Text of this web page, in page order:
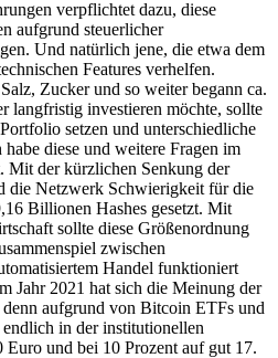
verpflichtet dazu, diese
aufgrund steuerlicher
Und natürlich jene, die etwa dem
Features verhelfen.
Zucker und so weiter begann ca.
langfristig investieren möchte, sollte
setzen und unterschiedliche
diese und weitere Fragen im
Mit der kürzlichen Senkung der
die Netzwerk Schwierigkeit für die
Billionen Hashes gesetzt. Mit
sollte diese Größenordnung
zwischen
Handel funktioniert
Jahr 2021 hat sich die Meinung der
aufgrund von Bitcoin ETFs und
in der institutionellen
und bei 10 Prozent auf gut 17.